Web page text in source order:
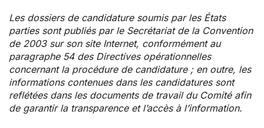
Les dossiers de candidature soumis par les États
parties sont publiés par le Secrétariat de la Convention
de 2003 sur son site Internet, conformément au
paragraphe 54 des Directives opérationnelles
concernant la procédure de candidature ; en outre, les
informations contenues dans les candidatures sont
reflétées dans les documents de travail du Comité afin
de garantir la transparence et l’accès à l’information.